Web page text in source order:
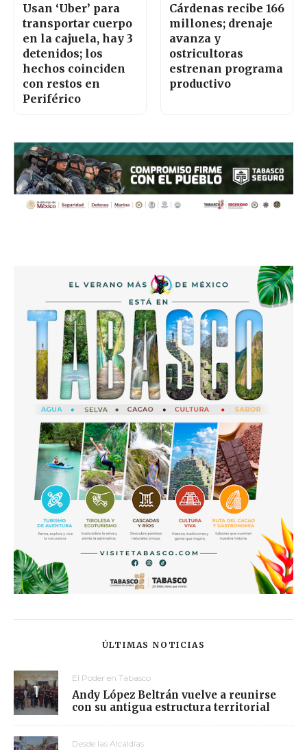
Usan ‘Uber’ para
transportar cuerpo
en la cajuela, hay 3
detenidos; los
hechos coinciden
con restos en
Periférico
Cárdenas recibe 166
millones; drenaje
avanza y
ostricultoras
estrenan programa
productivo
ÚLTIMAS NOTICIAS
El Poder en Tabasco
Andy López Beltrán vuelve a reunirse
con su antigua estructura territorial
Desde las Alcaldías